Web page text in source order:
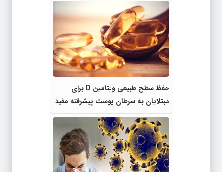
حفظ سطح طبیعی ویتامین D برای
مبتلایان به سرطان پوست پیشرفته مفید
است